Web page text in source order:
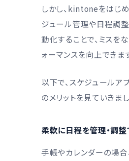
しかし、kintoneをはじめ
ジュール管理や日程調
動化することで、ミスを
ォーマンスを向上できま
以下で、スケジュールア
のメリットを見ていきまし
柔軟に日程を管理・調整
手帳やカレンダーの場